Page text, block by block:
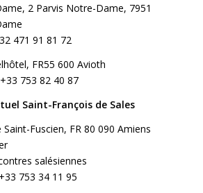
2 Parvis Notre-Dame, 7951
471 91 81 72
FR55 600 Avioth
753 82 40 87
Saint-François de Sales
Fuscien, FR 80 090 Amiens
salésiennes
753 34 11 95